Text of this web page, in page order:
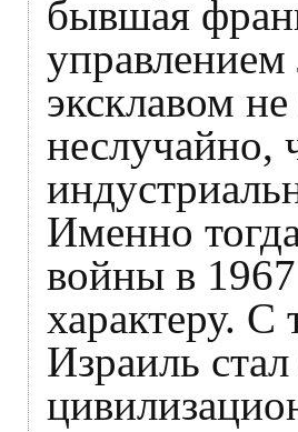
бывшая
эксклавом
неслучайно,
Именно
войны в
характеру. С
Израиль